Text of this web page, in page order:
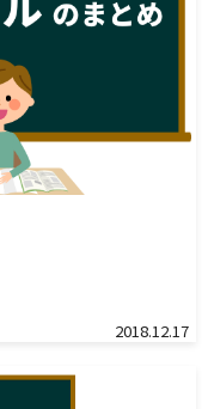
2018.12.17